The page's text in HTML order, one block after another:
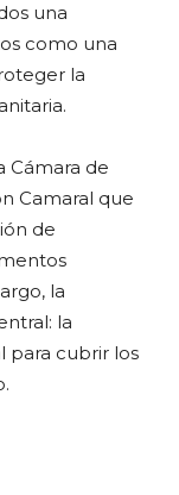
una
como una
la
Cámara de
Camaral que
de
la
la
para cubrir los